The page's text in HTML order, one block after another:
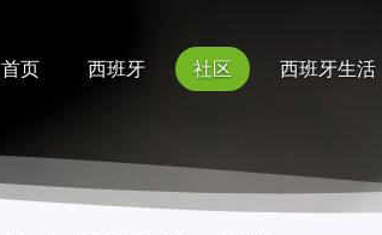
首页 西班牙 社区 西班牙生活